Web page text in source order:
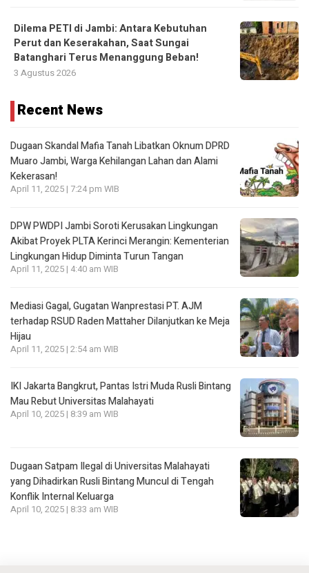
Dilema PETI di Jambi: Antara Kebutuhan
Perut dan Keserakahan, Saat Sungai
Batanghari Terus Menanggung Beban!
3 Agustus 2026
Recent News
Dugaan Skandal Mafia Tanah Libatkan Oknum DPRD
Muaro Jambi, Warga Kehilangan Lahan dan Alami
Kekerasan!
April 11, 2025 | 7:24 pm WIB
DPW PWDPI Jambi Soroti Kerusakan Lingkungan
Akibat Proyek PLTA Kerinci Merangin: Kementerian
Lingkungan Hidup Diminta Turun Tangan
April 11, 2025 | 4:40 am WIB
Mediasi Gagal, Gugatan Wanprestasi PT. AJM
terhadap RSUD Raden Mattaher Dilanjutkan ke Meja
Hijau
April 11, 2025 | 2:54 am WIB
IKI Jakarta Bangkrut, Pantas Istri Muda Rusli Bintang
Mau Rebut Universitas Malahayati
April 10, 2025 | 8:39 am WIB
Dugaan Satpam Ilegal di Universitas Malahayati
yang Dihadirkan Rusli Bintang Muncul di Tengah
Konflik Internal Keluarga
April 10, 2025 | 8:33 am WIB